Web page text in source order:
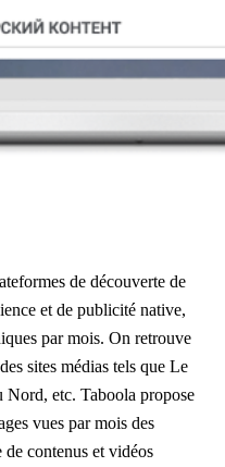
de découverte de
et de publicité native,
par mois. On retrouve
sites médias tels que Le
etc. Taboola propose
vues par mois des
contenus et vidéos